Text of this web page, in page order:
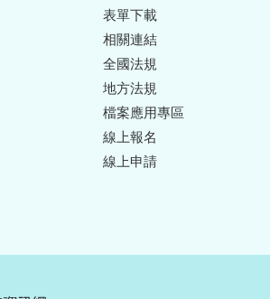
表單下載
相關連結
全國法規
地方法規
檔案應用專區
線上報名
線上申請